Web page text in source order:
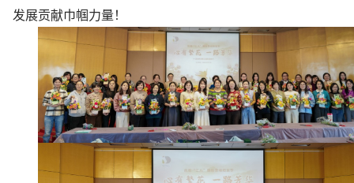
发展贡献巾帼力量！